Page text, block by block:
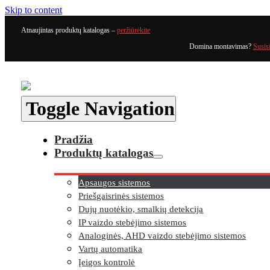
Skip to content
Atnaujintas produktų katalogas –peržiūrėkite
Domina montavimas?
Toggle Navigation
Pradžia
Produktų katalogas
Apsaugos sistemos
Priešgaisrinės sistemos
Dujų nuotėkio, smalkių detekcija
IP vaizdo stebėjimo sistemos
Analoginės, AHD vaizdo stebėjimo sistemos
Vartų automatika
Įeigos kontrolė